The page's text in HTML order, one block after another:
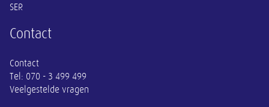
SER
Contact
Contact
Tel: 070 - 3 499 499
Veelgestelde vragen